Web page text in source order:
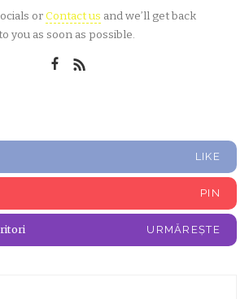
orContact us and we’ll get back
you as soon as possible.
LIKE
PIN
URMĂREȘTE